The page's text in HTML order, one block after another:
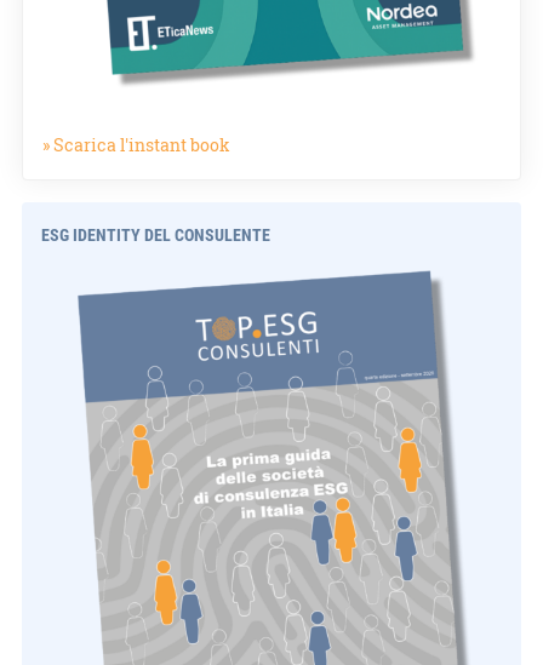
» Scarica l'instant book
ESG IDENTITY DEL CONSULENTE